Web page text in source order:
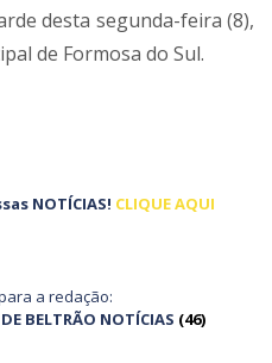
desta segunda-feira (8),
de Formosa do Sul.
NOTÍCIAS! CLIQUE AQUI
a redação:
BELTRÃO NOTÍCIAS (46)